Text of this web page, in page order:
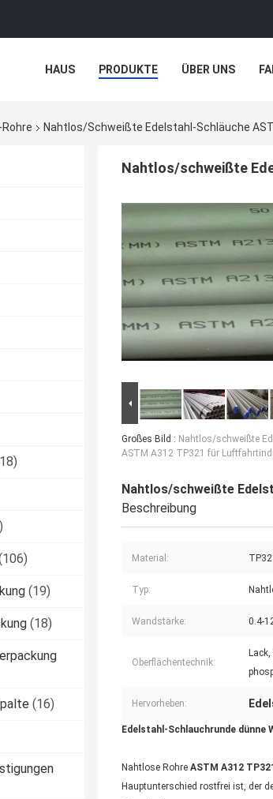
HAUS PRODUKTE ÜBER UNS
Nahtlos/schweißte Edelstahl-Schläuche
(19)
(18)
(16)
Nahtlos/schweißte
Großes Bild : Nahtlos/schweißte
ASTM A312 TP321 für
Nahtlos/schweißte
Beschreibung
Material:
Typ:
Wandstärke: 0.4-
Oberflächentechnik:
Hervorheben:
Edelstahl-Schlauchrunde dünne
Nahtlose Rohre ASTM A312 TP321
Hauptunterschied rostfrei ist, der